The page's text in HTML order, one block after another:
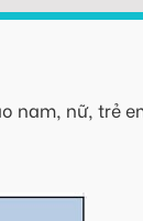
nam, nữ, trẻ